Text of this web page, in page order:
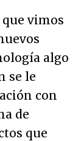
vimos
algo
se le
con
de
que